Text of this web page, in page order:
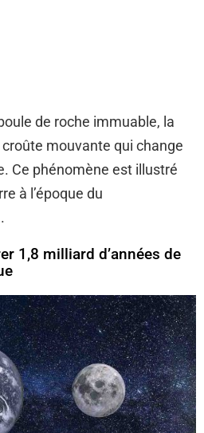
de roche immuable, la
mouvante qui change
Ce phénomène est illustré
à l’époque du
1,8 milliard d’années de